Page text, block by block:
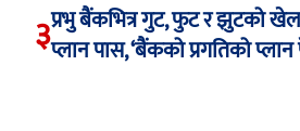
३प्रभु बैंकभित्र गुट, फुट र झुटको
प्लान पास, ‘बैंकको प्रगतिको